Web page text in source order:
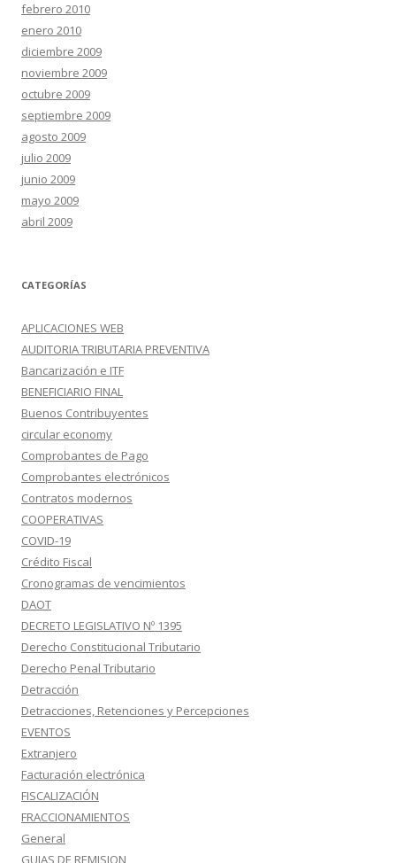
febrero 2010
enero 2010
diciembre 2009
noviembre 2009
octubre 2009
septiembre 2009
agosto 2009
julio 2009
junio 2009
mayo 2009
abril 2009
CATEGORÍAS
APLICACIONES WEB
AUDITORIA TRIBUTARIA PREVENTIVA
Bancarización e ITF
BENEFICIARIO FINAL
Buenos Contribuyentes
circular economy
Comprobantes de Pago
Comprobantes electrónicos
Contratos modernos
COOPERATIVAS
COVID-19
Crédito Fiscal
Cronogramas de vencimientos
DAOT
DECRETO LEGISLATIVO Nº 1395
Derecho Constitucional Tributario
Derecho Penal Tributario
Detracción
Detracciones, Retenciones y Percepciones
EVENTOS
Extranjero
Facturación electrónica
FISCALIZACIÓN
FRACCIONAMIENTOS
General
GUIAS DE REMISION